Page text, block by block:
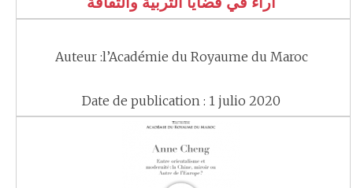
Auteur :l’Académie du Royaume du Maroc
Date de publication : 1 julio 2020